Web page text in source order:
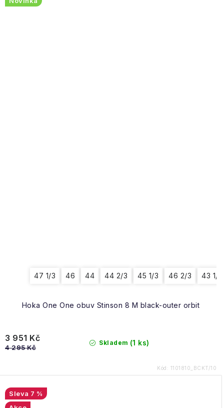
Hoka One One obuv Stinson 8 M black-outer orbit
47 1/3 46 44 44 2/3 45 1/3 46 2/3 43 1/3
Skladem (1 ks)
3 951 Kč
4 295 Kč
Kód: 1101810_BCKT/10
7 %